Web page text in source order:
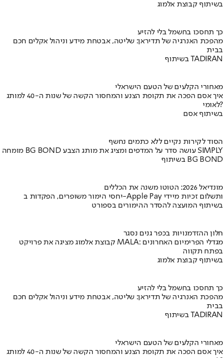
בשיתוף קבוצת אלמוג
כך תחסכו בחשמל בלי להזיע
מהפכת האנרגיה של תדיראן: שליטה, אבטחת מידע וניהול אקלים חכם
בבית
בשיתוף TADIRAN
מאחורי הקלעים של הטעם הישראלי
איך אסם הפכה את תקופת הצנע והמחסור הקשה של שנות ה-40 למותג
לאומי?
בשיתוף אסם
הסוד לקירות נקיים ללא כתמים נחשף
מומחה BG BOND עושה סדר על המדפים ומציג את מותג הצבע SIMPLY
בשיתוף BG BOND
מונדיאל 2026: הטוטו משנה את הכללים
יחסי הימור משופרים, הפקדות ב-Apple Pay ותשלום זכיות מיידי
בשיתוף המועצה להסדר ההימורים בספורט
חלון ההזדמנויות בכפר גנים נסגר
קבוצת אלמוג מציגה את פרויקט MALA: מגדלי הפרימיום האחרונים
בפתח תקווה
בשיתוף קבוצת אלמוג
כך תחסכו בחשמל בלי להזיע
מהפכת האנרגיה של תדיראן: שליטה, אבטחת מידע וניהול אקלים חכם
בבית
בשיתוף TADIRAN
מאחורי הקלעים של הטעם הישראלי
איך אסם הפכה את תקופת הצנע והמחסור הקשה של שנות ה-40 למותג